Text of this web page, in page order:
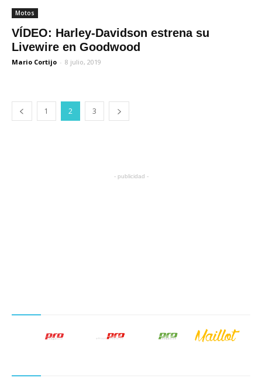
Motos
VÍDEO: Harley-Davidson estrena su
Livewire en Goodwood
Mario Cortijo - 8 julio, 2019
1 2 3
- publicidad -